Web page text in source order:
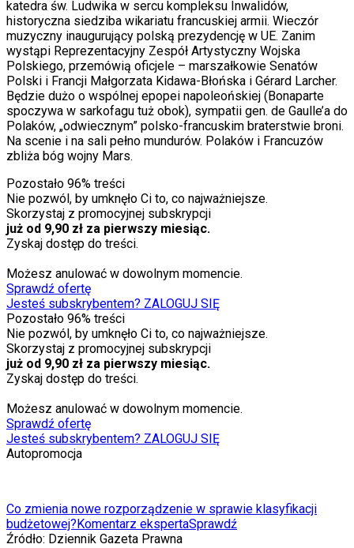
katedra św. Ludwika w sercu kompleksu Inwalidów,
historyczna siedziba wikariatu francuskiej armii. Wieczór
muzyczny inaugurujący polską prezydencję w UE. Zanim
wystąpi Reprezentacyjny Zespół Artystyczny Wojska
Polskiego, przemówią oficjele – marszałkowie Senatów
Polski i Francji Małgorzata Kidawa-Błońska i Gérard Larcher.
Będzie dużo o wspólnej epopei napoleońskiej (Bonaparte
spoczywa w sarkofagu tuż obok), sympatii gen. de Gaulle’a do
Polaków, „odwiecznym” polsko-francuskim braterstwie broni.
Na scenie i na sali pełno mundurów. Polaków i Francuzów
zbliża bóg wojny Mars.
Pozostało 96% treści
Nie pozwól, by umknęło Ci to, co najważniejsze.
Skorzystaj z promocyjnej subskrypcji
już od 9,90 zł za pierwszy miesiąc.
Zyskaj dostęp do treści.
Możesz anulować w dowolnym momencie.
Sprawdź ofertę
Jesteś subskrybentem? ZALOGUJ SIĘ
Pozostało 96% treści
Nie pozwól, by umknęło Ci to, co najważniejsze.
Skorzystaj z promocyjnej subskrypcji
już od 9,90 zł za pierwszy miesiąc.
Zyskaj dostęp do treści.
Możesz anulować w dowolnym momencie.
Sprawdź ofertę
Jesteś subskrybentem? ZALOGUJ SIĘ
Autopromocja
Co zmienia nowe rozporządzenie w sprawie klasyfikacji
budżetowej? Komentarz ekspertaSprawdź
Źródło: Dziennik Gazeta Prawna